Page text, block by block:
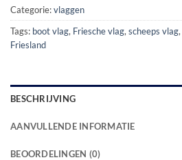
Categorie:vlaggen
Tags: boot vlag, Friesche vlag, scheeps vlag,
Friesland
BESCHRIJVING
AANVULLENDE INFORMATIE
BEOORDELINGEN (0)